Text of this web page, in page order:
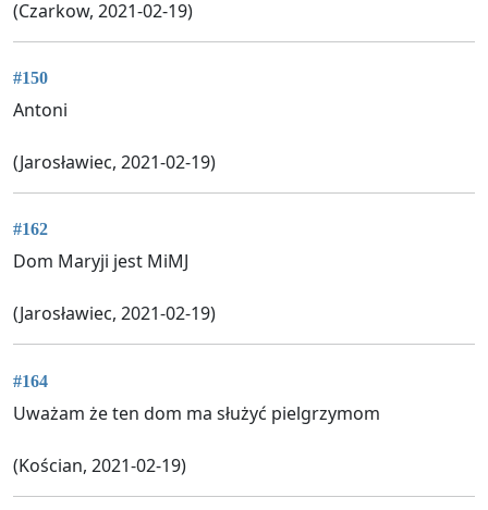
(Czarkow, 2021-02-19)
#150
Antoni
(Jarosławiec, 2021-02-19)
#162
Dom Maryji jest MiMJ
(Jarosławiec, 2021-02-19)
#164
Uważam że ten dom ma służyć pielgrzymom
(Kościan, 2021-02-19)